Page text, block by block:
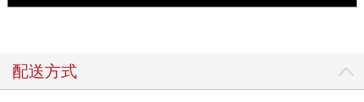
配送方式